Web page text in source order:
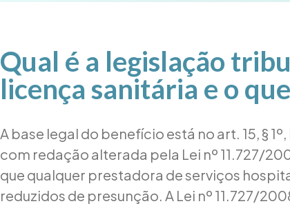
Qual é a legislação
licença sanitária e o
A base legal do benefício está no art. 15, § 1º,
com redação alterada pela Lei nº 11.727/
que qualquer prestadora de serviços
reduzidos de presunção. A Lei nº 11.727/